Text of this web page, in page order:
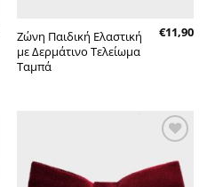
Ζώνη Παιδική Ελαστική
με Δερμάτινο Τελείωμα
Ταμπά
€11,90
στην λίστα
επιθυμητών